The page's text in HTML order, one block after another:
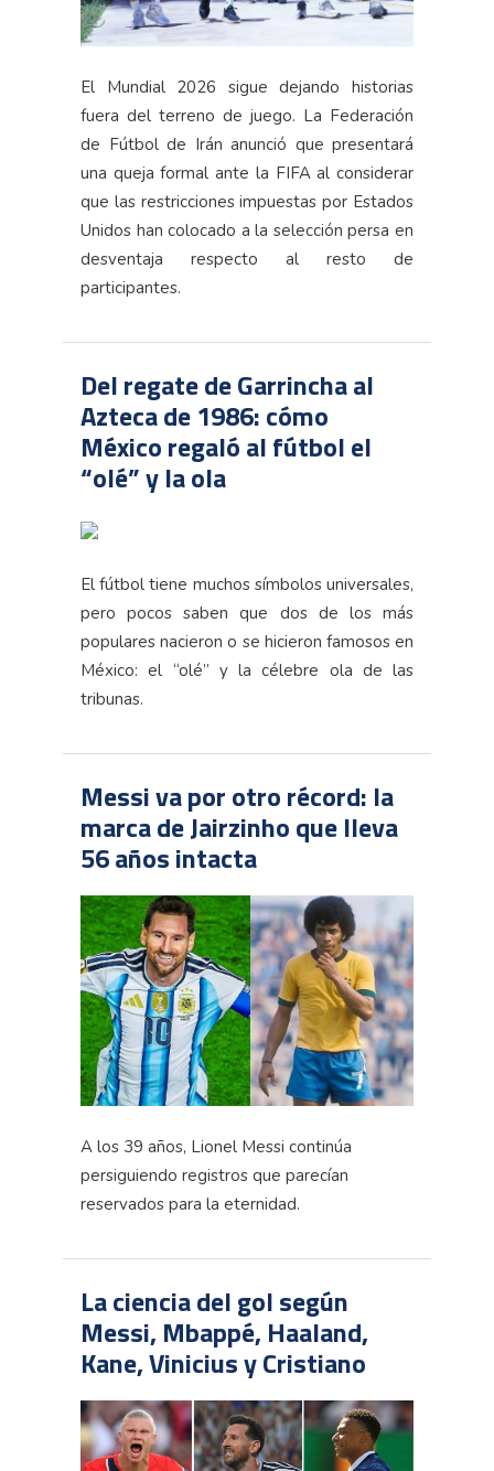
El Mundial 2026 sigue dejando historias
fuera del terreno de juego. La Federación
de Fútbol de Irán anunció que presentará
una queja formal ante la FIFA al considerar
que las restricciones impuestas por Estados
Unidos han colocado a la selección persa en
desventaja respecto al resto de
participantes.
Del regate de Garrincha al
Azteca de 1986: cómo
México regaló al fútbol el
“olé” y la ola
El fútbol tiene muchos símbolos universales,
pero pocos saben que dos de los más
populares nacieron o se hicieron famosos en
México: el “olé” y la célebre ola de las
tribunas.
Messi va por otro récord: la
marca de Jairzinho que lleva
56 años intacta
A los 39 años, Lionel Messi continúa
persiguiendo registros que parecían
reservados para la eternidad.
La ciencia del gol según
Messi, Mbappé, Haaland,
Kane, Vinicius y Cristiano